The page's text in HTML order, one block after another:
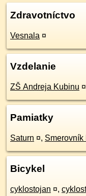
Zdravotníctvo
Vesnala ¤
Vzdelanie
ZŠ Andreja Kubinu ¤
Pamiatky
Saturn ¤, Smerovník
Bicykel
cyklostojan ¤,